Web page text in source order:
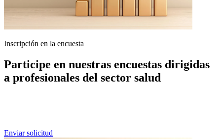
Inscripción en la encuesta
Participe en nuestras encuestas dirigidas
a profesionales del sector salud
Enviar solicitud